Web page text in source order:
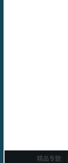
精品专题: ┆